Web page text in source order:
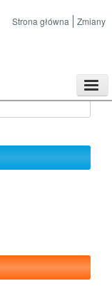
Strona główna Zmiany